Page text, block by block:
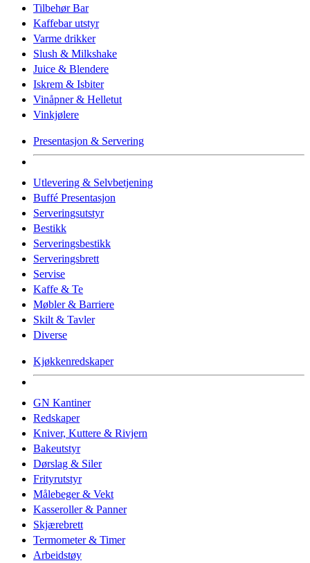
Tilbehør Bar
Kaffebar utstyr
Varme drikker
Slush & Milkshake
Juice & Blendere
Iskrem & Isbiter
Vinåpner & Helletut
Vinkjølere
Presentasjon & Servering
Utlevering & Selvbetjening
Buffé Presentasjon
Serveringsutstyr
Bestikk
Serveringsbestikk
Serveringsbrett
Servise
Kaffe & Te
Møbler & Barriere
Skilt & Tavler
Diverse
Kjøkkenredskaper
GN Kantiner
Redskaper
Kniver, Kuttere & Rivjern
Bakeutstyr
Dørslag & Siler
Frityrutstyr
Målebeger & Vekt
Kasseroller & Panner
Skjærebrett
Termometer & Timer
Arbeidstøy